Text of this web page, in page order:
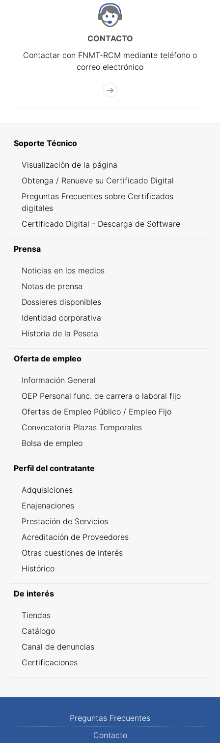
CONTACTO
Contactar con FNMT-RCM mediante teléfono o
correo electrónico
Soporte Técnico
Visualización de la página
Obtenga / Renueve su Certificado Digital
Preguntas Frecuentes sobre Certificados
digitales
Certificado Digital - Descarga de Software
Prensa
Noticias en los medios
Notas de prensa
Dossieres disponibles
Identidad corporativa
Historia de la Peseta
Oferta de empleo
Información General
OEP Personal func. de carrera o laboral fijo
Ofertas de Empleo Público / Empleo Fijo
Convocatoria Plazas Temporales
Bolsa de empleo
Perfil del contratante
Adquisiciones
Enajenaciones
Prestación de Servicios
Acreditación de Proveedores
Otras cuestiones de interés
Histórico
De interés
Tiendas
Catálogo
Canal de denuncias
Certificaciones
Preguntas Frecuentes
Contacto